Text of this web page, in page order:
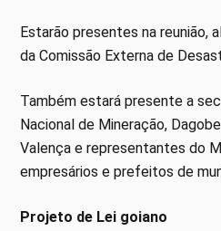
Estarão presentes na reunião,
da Comissão Externa de
Também estará presente a
Nacional de Mineração,
Valença e representantes do
empresários e prefeitos de
Projeto de Lei goiano